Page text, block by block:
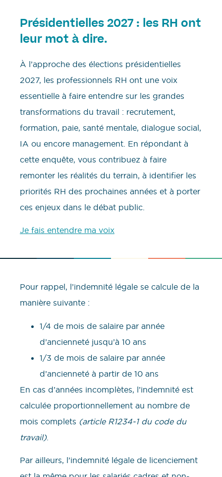
Présidentielles 2027 : les RH ont
leur mot à dire.
À l’approche des élections présidentielles
2027, les professionnels RH ont une voix
essentielle à faire entendre sur les grandes
transformations du travail : recrutement,
formation, paie, santé mentale, dialogue social,
IA ou encore management. En répondant à
cette enquête, vous contribuez à faire
remonter les réalités du terrain, à identifier les
priorités RH des prochaines années et à porter
ces enjeux dans le débat public.
Je fais entendre ma voix
Pour rappel, l’indemnité légale se calcule de la
manière suivante :
1/4 de mois de salaire par année
d’ancienneté jusqu’à 10 ans
1/3 de mois de salaire par année
d’ancienneté à partir de 10 ans
En cas d’années incomplètes, l’indemnité est
calculée proportionnellement au nombre de
mois complets (article R1234-1 du code du
travail).
Par ailleurs, l’indemnité légale de licenciement